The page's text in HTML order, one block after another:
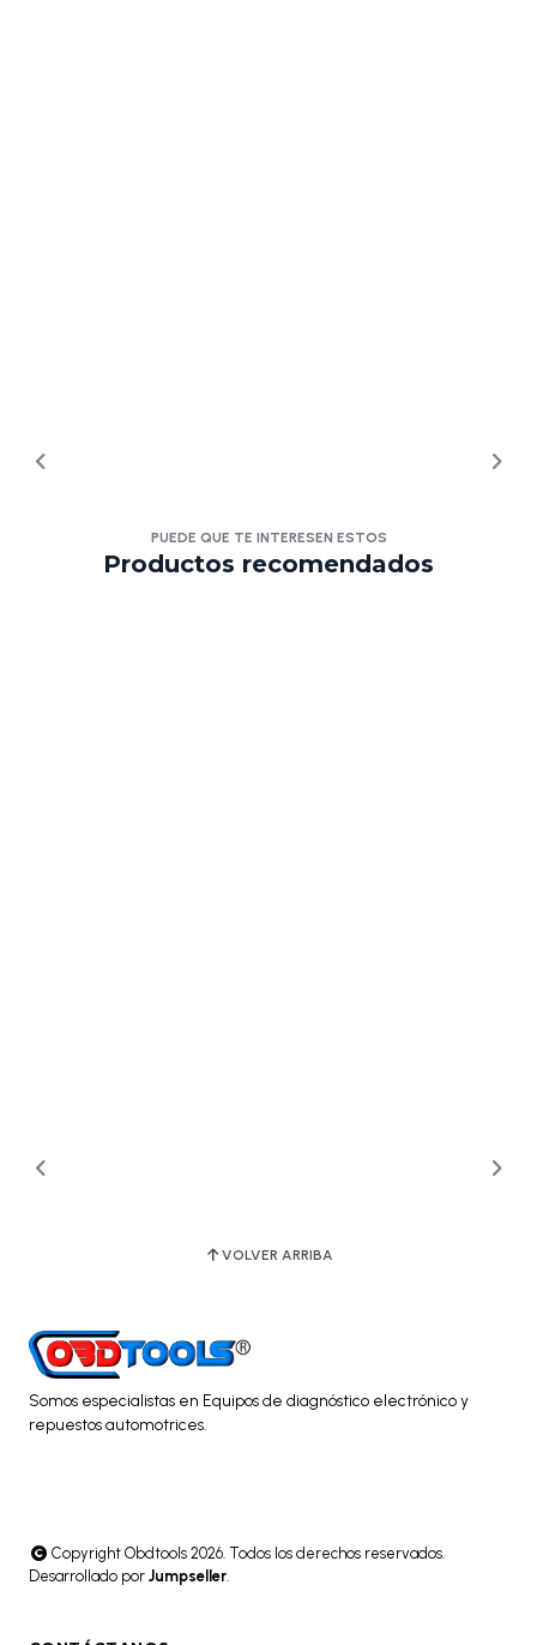
PUEDE QUE TE INTERESEN ESTOS
Productos recomendados
VOLVER ARRIBA
Somos especialistas en Equipos de diagnóstico electrónico y
repuestos automotrices.
Copyright Obdtools 2026. Todos los derechos reservados.
Desarrollado por Jumpseller